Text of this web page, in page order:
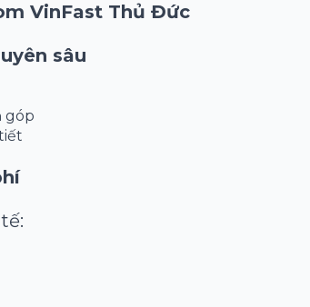
VinFast Thủ Đức
sâu
góp